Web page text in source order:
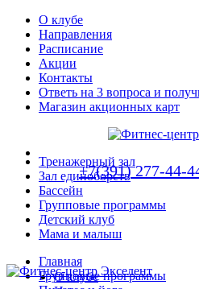
О клубе
Направления
Расписание
Акции
Контакты
Ответь на 3 вопроса и
Магазин акционных карт
+7(391) 277-44-
Тренажерный зал
Зал единоборств
Бассейн
Групповые программы
Детский клуб
Мама и малыш
О клубе
Главная
Групповые программы